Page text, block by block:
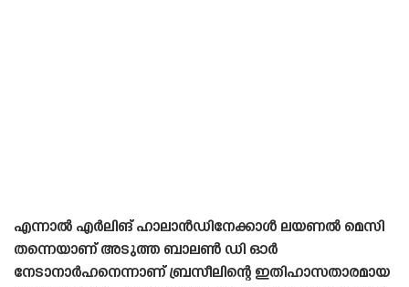
എന്നാൽ എർലിങ് ഹാലാൻഡിനേക്കാൾ ലയണൽ മെസി
തന്നെയാണ് അടുത്ത ബാലൺ ഡി ഓർ
നേടാനാർഹനെന്നാണ് ബ്രസീലിന്റെ ഇതിഹാസതാരമായ